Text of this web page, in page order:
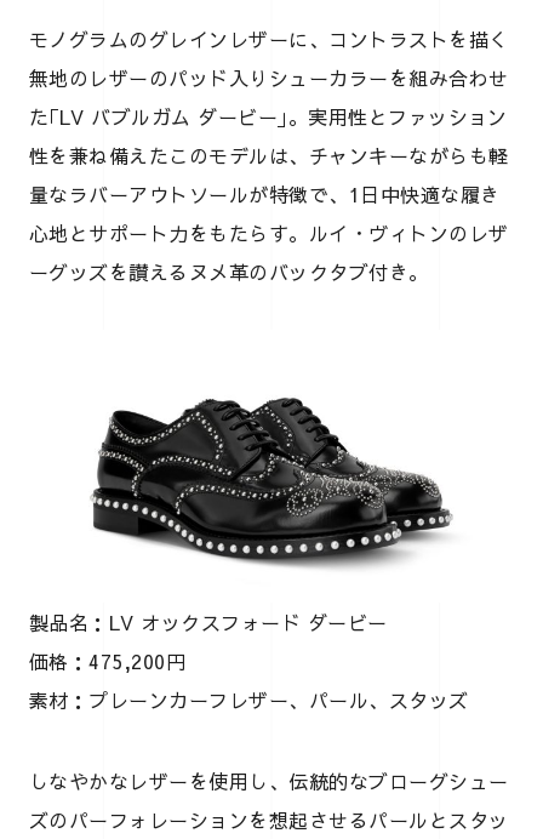
モノグラムのグレインレザーに、コントラストを描く
無地のレザーのパッド入りシューカラーを組み合わせ
た｢LV バブルガム ダービー｣。実用性とファッション
性を兼ね備えたこのモデルは、チャンキーながらも軽
量なラバーアウトソールが特徴で、1日中快適な履き
心地とサポート力をもたらす。ルイ・ヴィトンのレザ
ーグッズを讃えるヌメ革のバックタブ付き。
製品名：LV オックスフォード ダービー
価格：475,200円
素材：プレーンカーフレザー、パール、スタッズ
しなやかなレザーを使用し、伝統的なブローグシュー
ズのパーフォレーションを想起させるパールとスタッ